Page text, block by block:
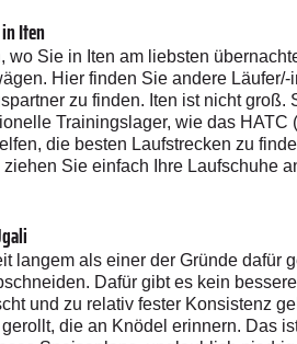
Iten
wo Sie in Iten am liebsten
Hier finden Sie andere
zu finden. Iten ist nicht
Trainingslager, wie das HATC
die besten Laufstrecken zu
Sie einfach Ihre Laufschuhe
langem als einer der Gründe dafür
Dafür gibt es kein
und zu relativ fester Konsistenz
die an Knödel erinnern. Das